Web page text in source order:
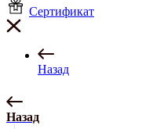
Сертификат
Назад
Назад